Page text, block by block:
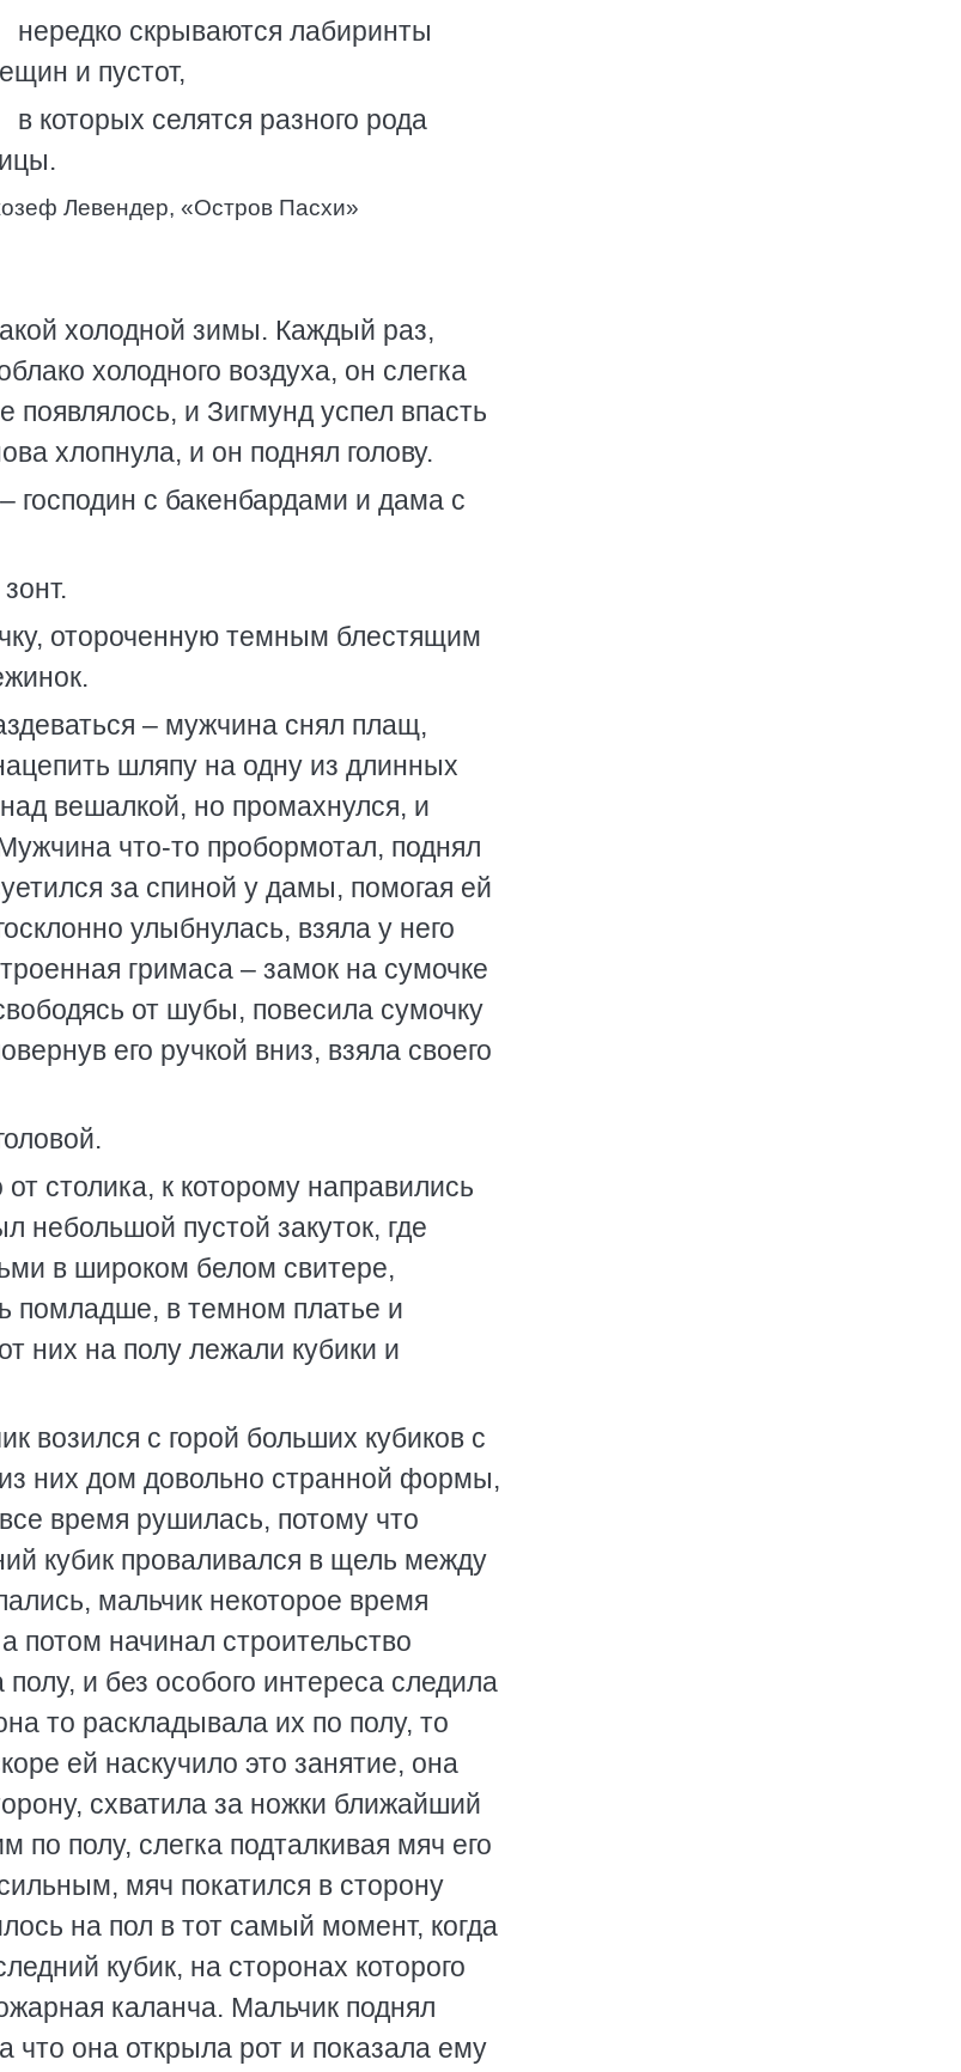
нередко скрываются лабиринты
и пустот,
в которых селятся разного рода
Левендер, «Остров Пасхи»
холодной зимы. Каждый раз,
холодного воздуха, он слегка
и Зигмунд успел впасть
хлопнула, и он поднял голову.
с бакенбардами и дама с
отороченную темным блестящим
– мужчина снял плащ,
шляпу на одну из длинных
вешалкой, но промахнулся, и
что-то пробормотал, поднял
за спиной у дамы, помогая ей
улыбнулась, взяла у него
гримаса – замок на сумочке
от шубы, повесила сумочку
его ручкой вниз, взяла своего
столика, к которому направились
небольшой пустой закуток, где
в широком белом свитере,
помладше, в темном платье и
них на полу лежали кубики и
возился с горой больших кубиков с
них дом довольно странной формы,
время рушилась, потому что
кубик проваливался в щель между
мальчик некоторое время
потом начинал строительство
и без особого интереса следила
то раскладывала их по полу, то
ей наскучило это занятие, она
схватила за ножки ближайший
по полу, слегка подталкивая мяч его
мяч покатился в сторону
на пол в тот самый момент, когда
кубик, на сторонах которого
каланча. Мальчик поднял
что она открыла рот и показала ему